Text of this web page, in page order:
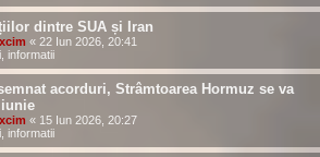
dintre SUA și Iran
« 22 Iun 2026, 20:41
informatii
acorduri, Strâmtoarea Hormuz se va
iunie
« 15 Iun 2026, 20:27
informatii